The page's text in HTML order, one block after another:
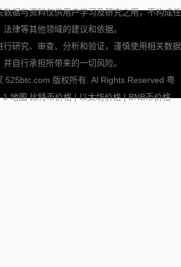
据与资料仅供用户学习及研究之用，不构成任
法律等其他领域的建议和依据。
研究、审查、分析和验证，谨慎使用相关数据
并自行承担所带来的一切风险。
525btc.com 版权所有. Al Rights Reserved 粤
1 地图 比特币价格|以太坊价格|BNB币价格